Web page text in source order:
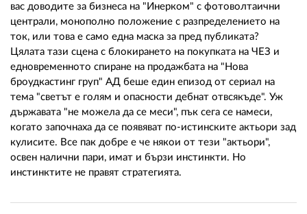
вас доводите за бизнеса на "Инерком" с фотоволтаични
централи, монополно положение с разпределението на
ток, или това е само една маска за пред публиката?
Цялата тази сцена с блокирането на покупката на ЧЕЗ и
едновременното спиране на продажбата на "Нова
броудкастинг груп" АД беше един епизод от сериал на
тема "светът е голям и опасности дебнат отвсякъде". Уж
държавата "не можела да се меси", пък сега се намеси,
когато започнаха да се появяват по-истинските актьори зад
кулисите. Все пак добре е че някои от тези "актьори",
освен налични пари, имат и бързи инстинкти. Но
инстинктите не правят стратегията.